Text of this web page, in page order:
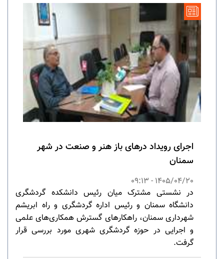
اجرای رویداد درهای باز هنر و صنعت در شهر
سمنان
1405/04/20 - 09:13
در نشستی مشترک میان رئیس دانشکده گردشگری
دانشگاه سمنان و رئیس اداره گردشگری و راه ابریشم
شهرداری سمنان، راهکارهای گسترش همکاری‌های علمی
و اجرایی در حوزه گردشگری شهری مورد بررسی قرار
گرفت.